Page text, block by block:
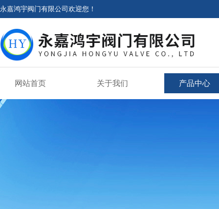
永嘉鸿宇阀门有限公司欢迎您！
网站首页 关于我们 产品中心